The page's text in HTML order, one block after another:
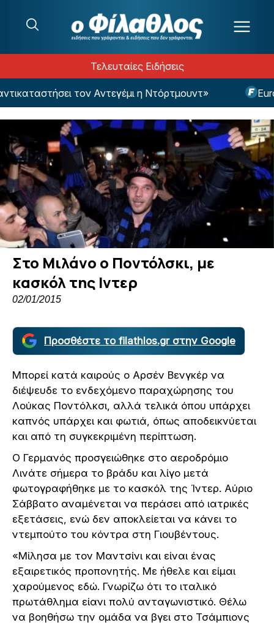
Τελευταίες Ειδήσεις
τον Αντεγέμι η Ντόρτμουντ»
Στο Μιλάνο ο Ποντόλσκι, με
κασκόλ της Ιντερ
02/01/2015
Προσθέστε το filathlos.gr στην Google
Μπορεί κατά καιρούς ο Αρσέν Βενγκέρ να
διέψευδε το ενδεχόμενο παραχώρησης του
Λούκας Ποντόλκσι, αλλά τελικά όπου υπάρχει
καπνός υπάρχει και φωτιά, όπως αποδεικνύεται
και από τη συγκεκριμένη περίπτωση.
Ο Γερμανός προσγειώθηκε στο αεροδρόμιο
Λινάτε σήμερα το βράδυ και λίγο μετά
φωτογραφήθηκε με το κασκόλ της Ίντερ. Αύριο
Σάββατο αναμένεται να περάσει από ιατρικές
εξετάσεις, ενώ δεν αποκλείεται να κάνει το
ντεμπούτο του κόντρα στη Γιουβέντους.
«Μίλησα με τον Μαντσίνι και είναι ένας
εξαιρετικός προπονητής. Με ήθελε και είμαι
χαρούμενος εδώ. Γνωρίζω ότι το ιταλικό
πρωτάθλημα είανι πολύ ανταγωνιστικό. Θέλω
να βοηθήσω την ομάδα να βγει στο Τσάμπιονς